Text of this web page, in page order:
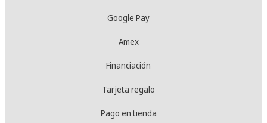
Google Pay
Amex
Financiación
Tarjeta regalo
Pago en tienda